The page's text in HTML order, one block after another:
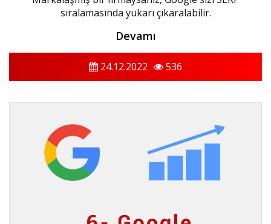
sıralamasında yukarı çıkaralabilir.
Devamı
24.12.2022 536